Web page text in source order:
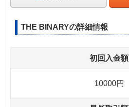
THE BINARYの詳細情報
初回入金額
10000円